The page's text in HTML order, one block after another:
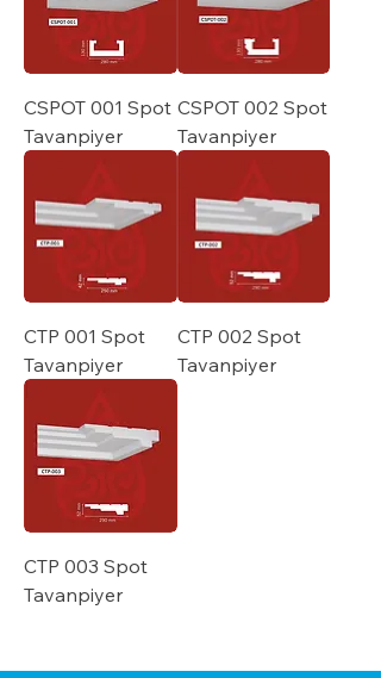
CSPOT 001 Spot
Tavanpiyer
CSPOT 002 Spot
Tavanpiyer
CTP 001 Spot
Tavanpiyer
CTP 002 Spot
Tavanpiyer
CTP 003 Spot
Tavanpiyer